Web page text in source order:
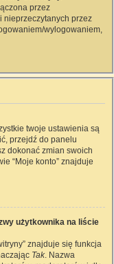
przez
nieprzeczytanych przez
wylogowaniem,
twoje ustawienia są
przejdź do panelu
dokonać zmian swoich
“Moje konto” znajduje
użytkownika na liście
znajduje się funkcja
Tak. Nazwa